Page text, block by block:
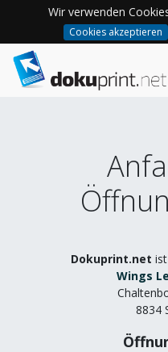
Wir verwenden
Cookies akzeptieren
Dokuprint.net
Wings
8834